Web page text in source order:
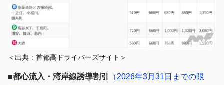
＜出典：首都高ドライバーズサイト＞
■都心流入・湾岸線誘導割引
（2026年3月31日までの限